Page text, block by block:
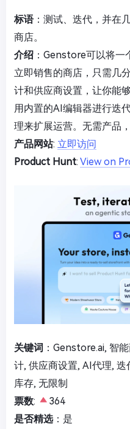
标语：测试、迭代，并在
商店。
介绍 ：Genstore可以将一
立即销售的商店，只需几
计和供应商设置，让你能
用内置的AI编辑器进行迭
理来扩展运营。无需产品
产品网站: 立即访问
Product Hunt: View on
关键词 ：Genstore.ai, 智
计, 供应商设置, AI代理,
库存, 无限制
票数:
364
是否精选：是